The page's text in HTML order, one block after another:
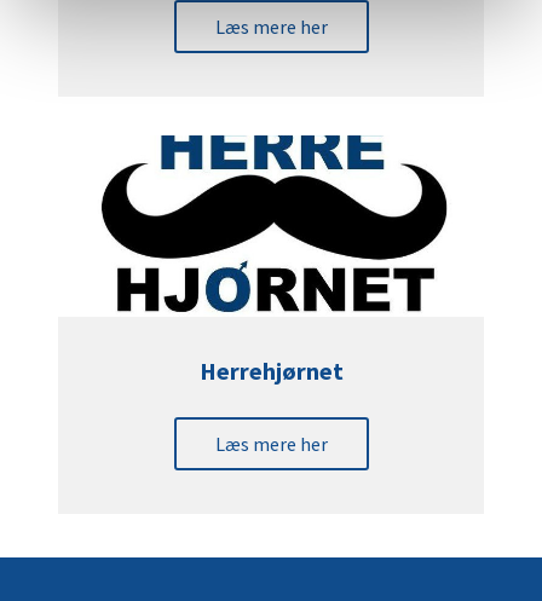
Læs mere her
Herrehjørnet
Læs mere her